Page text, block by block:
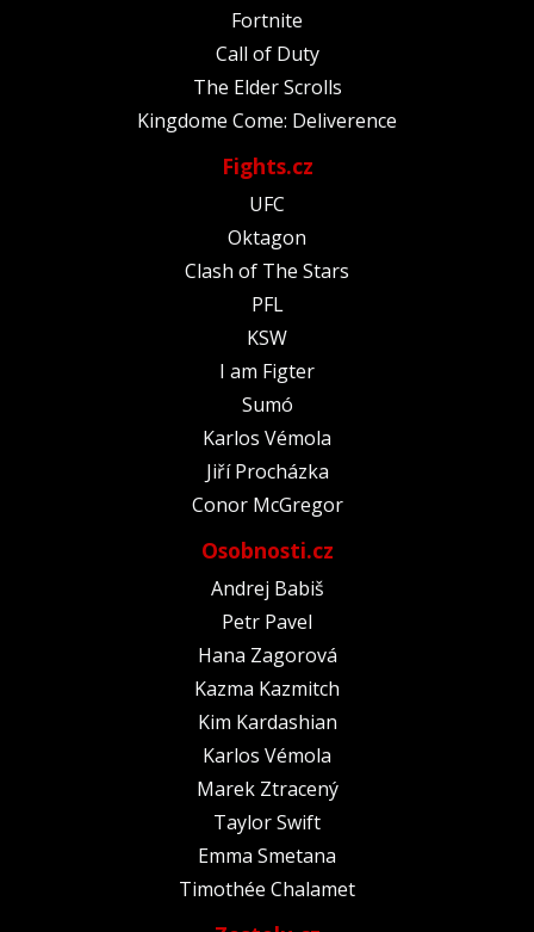
Fortnite
Call of Duty
The Elder Scrolls
Kingdome Come: Deliverence
Fights.cz
UFC
Oktagon
Clash of The Stars
PFL
KSW
I am Figter
Sumó
Karlos Vémola
Jiří Procházka
Conor McGregor
Osobnosti.cz
Andrej Babiš
Petr Pavel
Hana Zagorová
Kazma Kazmitch
Kim Kardashian
Karlos Vémola
Marek Ztracený
Taylor Swift
Emma Smetana
Timothée Chalamet